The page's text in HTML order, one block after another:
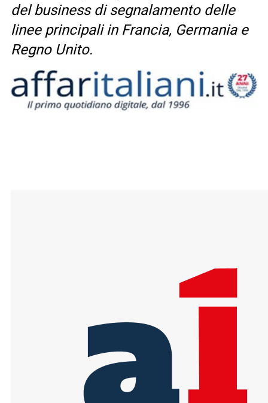
del business di segnalamento delle
linee principali in Francia, Germania e
Regno Unito.